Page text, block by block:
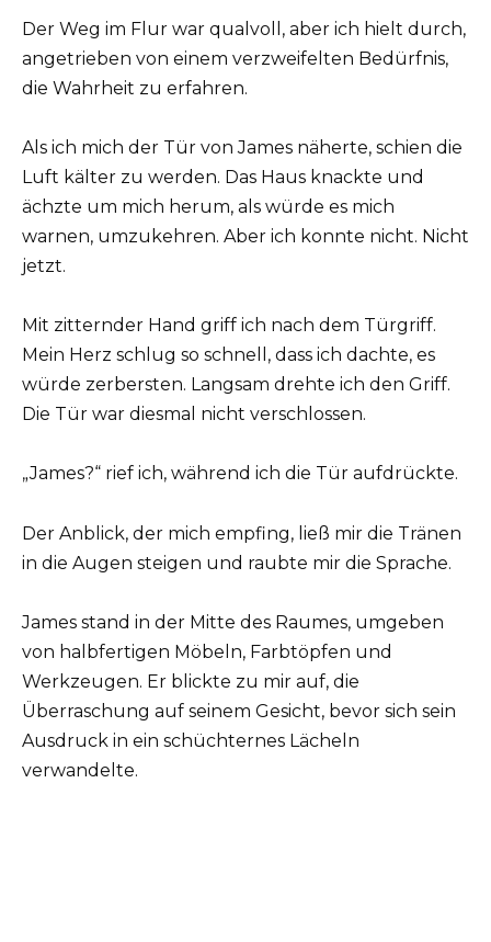
Der Weg im Flur war qualvoll, aber ich hielt durch,
angetrieben von einem verzweifelten Bedürfnis,
die Wahrheit zu erfahren.
Als ich mich der Tür von James näherte, schien die
Luft kälter zu werden. Das Haus knackte und
ächzte um mich herum, als würde es mich
warnen, umzukehren. Aber ich konnte nicht. Nicht
jetzt.
Mit zitternder Hand griff ich nach dem Türgriff.
Mein Herz schlug so schnell, dass ich dachte, es
würde zerbersten. Langsam drehte ich den Griff.
Die Tür war diesmal nicht verschlossen.
„James?“ rief ich, während ich die Tür aufdrückte.
Der Anblick, der mich empfing, ließ mir die Tränen
in die Augen steigen und raubte mir die Sprache.
James stand in der Mitte des Raumes, umgeben
von halbfertigen Möbeln, Farbtöpfen und
Werkzeugen. Er blickte zu mir auf, die
Überraschung auf seinem Gesicht, bevor sich sein
Ausdruck in ein schüchternes Lächeln
verwandelte.